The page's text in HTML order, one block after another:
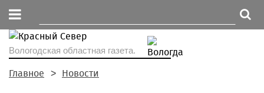
Вологодская областная газета.
Главное Новости